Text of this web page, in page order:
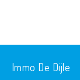
Immo De Dijle